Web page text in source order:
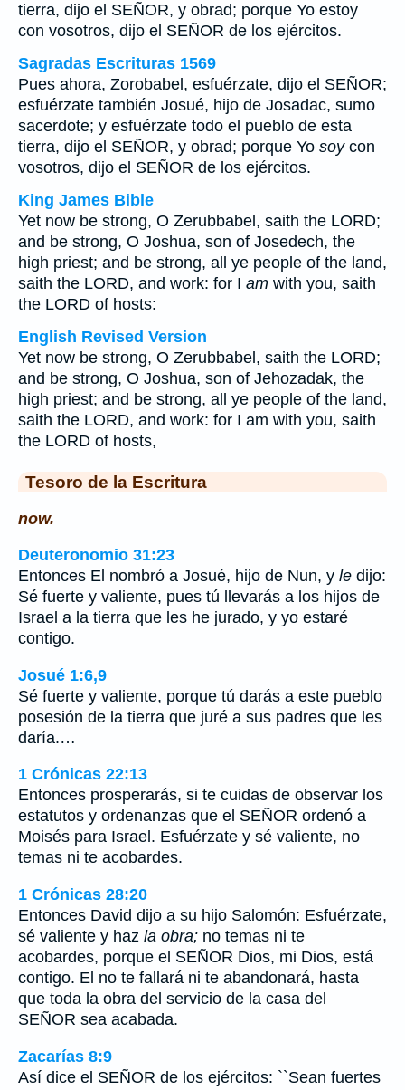
tierra, dijo el SEÑOR, y obrad; porque Yo estoy
con vosotros, dijo el SEÑOR de los ejércitos.
Sagradas Escrituras 1569
Pues ahora, Zorobabel, esfuérzate, dijo el SEÑOR;
esfuérzate también Josué, hijo de Josadac, sumo
sacerdote; y esfuérzate todo el pueblo de esta
tierra, dijo el SEÑOR, y obrad; porque Yo soycon
vosotros, dijo el SEÑOR de los ejércitos.
King James Bible
Yet now be strong, O Zerubbabel, saith the LORD;
and be strong, O Joshua, son of Josedech, the
high priest; and be strong, all ye people of the land,
saith the LORD, and work: for I am with you, saith
the LORD of hosts:
English Revised Version
Yet now be strong, O Zerubbabel, saith the LORD;
and be strong, O Joshua, son of Jehozadak, the
high priest; and be strong, all ye people of the land,
saith the LORD, and work: for I am with you, saith
the LORD of hosts,
Tesoro de la Escritura
now.
Deuteronomio 31:23
Entonces El nombró a Josué, hijo de Nun, y le dijo:
Sé fuerte y valiente, pues tú llevarás a los hijos de
Israel a la tierra que les he jurado, y yo estaré
contigo.
Josué 1:6,9
Sé fuerte y valiente, porque tú darás a este pueblo
posesión de la tierra que juré a sus padres que les
daría.…
1 Crónicas 22:13
Entonces prosperarás, si te cuidas de observar los
estatutos y ordenanzas que el SEÑOR ordenó a
Moisés para Israel. Esfuérzate y sé valiente, no
temas ni te acobardes.
1 Crónicas 28:20
Entonces David dijo a su hijo Salomón: Esfuérzate,
sé valiente y haz la obra; no temas ni te
acobardes, porque el SEÑOR Dios, mi Dios, está
contigo. El no te fallará ni te abandonará, hasta
que toda la obra del servicio de la casa del
SEÑOR sea acabada.
Zacarías 8:9
Así dice el SEÑOR de los ejércitos: ``Sean fuertes